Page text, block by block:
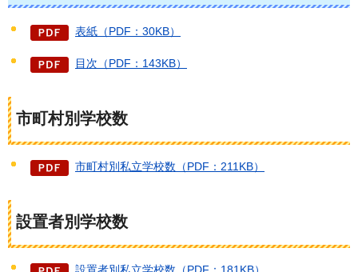
表紙（PDF：30KB）
目次（PDF：143KB）
市町村別学校数
市町村別私立学校数（PDF：211KB）
設置者別学校数
設置者別私立学校数（PDF：181KB）